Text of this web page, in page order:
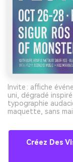
Invite : affiche
uni, dégradé
typographie
maquette, sans
Créez Des